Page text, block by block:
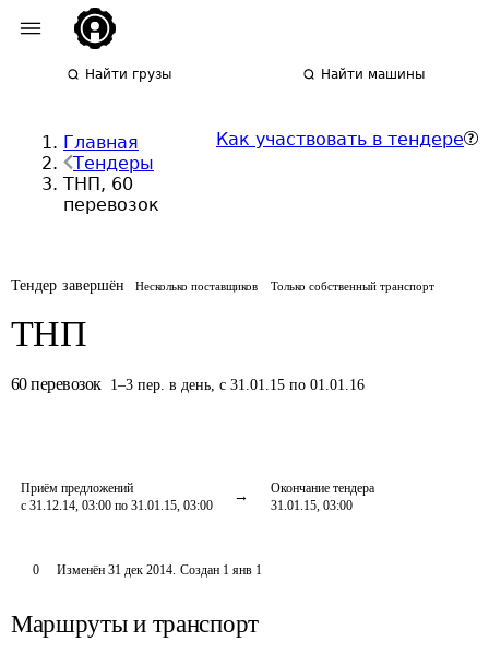
Найти грузы Найти машины
Главная
Тендеры
ТНП, 60
перевозок
Как участвовать в тендере
Тендер завершён Несколько поставщиков Только собственный транспорт
ТНП
60 перевозок 1–3 пер. в день, с 31.01.15 по 01.01.16
Приём предложений
с 31.12.14, 03:00 по 31.01.15, 03:00
Окончание тендера
31.01.15, 03:00
0 Изменён 31 дек 2014. Создан 1 янв 1
Маршруты и транспорт